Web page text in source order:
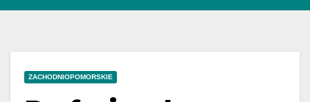
ZACHODNIOPOMORSKIE